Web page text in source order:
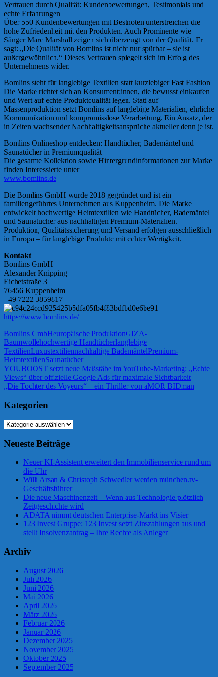
Vertrauen durch Qualität: Kundenbewertungen, Testimonials und
echte Erfahrungen
Über 550 Kundenbewertungen mit Bestnoten unterstreichen die
hohe Zufriedenheit mit den Produkten. Auch Prominente wie
Sänger Marc Marshall zeigen sich überzeugt von der Qualität. Er
sagt: „Die Qualität von Bomlins ist nicht nur spürbar – sie ist
außergewöhnlich.“ Dieses Vertrauen spiegelt sich im Erfolg des
Unternehmens wider.
Bomlins steht für langlebige Textilien statt kurzlebiger Fast Fashion
Die Marke richtet sich an Konsument:innen, die bewusst einkaufen
und Wert auf echte Produktqualität legen. Statt auf
Massenproduktion setzt Bomlins auf langlebige Materialien, ehrliche
Kommunikation und kompromisslose Verarbeitung. Ein Ansatz, der
in Zeiten wachsender Nachhaltigkeitsansprüche aktueller denn je ist.
Bomlins Onlineshop entdecken: Handtücher, Bademäntel und
Saunatücher in Premiumqualität
Die gesamte Kollektion sowie Hintergrundinformationen zur Marke
finden Interessierte unter
www.bomlins.de
Die Bomlins GmbH wurde 2018 gegründet und ist ein
familiengeführtes Unternehmen aus Kuppenheim. Die Marke
entwickelt hochwertige Heimtextilien wie Handtücher, Bademäntel
und Saunatücher aus nachhaltigen Premium-Materialien.
Produktion, Qualitätssicherung und Versand erfolgen ausschließlich
in Europa – für langlebige Produkte mit echter Wertigkeit.
Kontakt
Bomlins GmbH
Alexander Knipping
Eichetstraße 3
76456 Kuppenheim
+49 7222 3859817
https://www.bomlins.de/
Bomlins GmbHeuropäische ProduktionGIZA-
Baumwollehochwertige Handtücherlanglebige
TextilienLuxustextiliennachhaltige BademäntelPremium-
HeimtextilienSaunatücher
Beitragsnavigation
Vorheriger
Beitrag:
YOUBOOST setzt neue Maßstäbe im YouTube-Marketing: „Echte
Views“ über offizielle Google Ads für maximale Sichtbarkeit
Nächster
„Die Tochter des Voyeurs“ – ein Thriller von aMOR BIDman
Kategorien
Kategorien
Neueste Beiträge
Neuer KI-Assistent erweitert den Immobilienservice rund um
die Uhr
Willi Arsan & Christoph Schwedler werden münchen.tv-
Geschäftsführer
Die neue Maschinenzeit – Wenn aus Technologie plötzlich
Zeitgeschichte wird
ADATA nimmt deutschen Enterprise-Markt ins Visier
123 Invest Gruppe: 123 Invest setzt Zinszahlungen aus und
stellt Insolvenzantrag – Ihre Rechte als Anleger
Archiv
August 2026
Juli 2026
Juni 2026
Mai 2026
April 2026
März 2026
Februar 2026
Januar 2026
Dezember 2025
November 2025
Oktober 2025
September 2025